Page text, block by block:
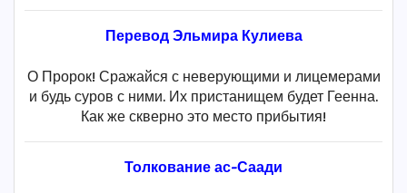
Перевод Эльмира Кулиева
О Пророк! Сражайся с неверующими и лицемерами
и будь суров с ними. Их пристанищем будет Геенна.
Как же скверно это место прибытия!
Толкование ас-Саади